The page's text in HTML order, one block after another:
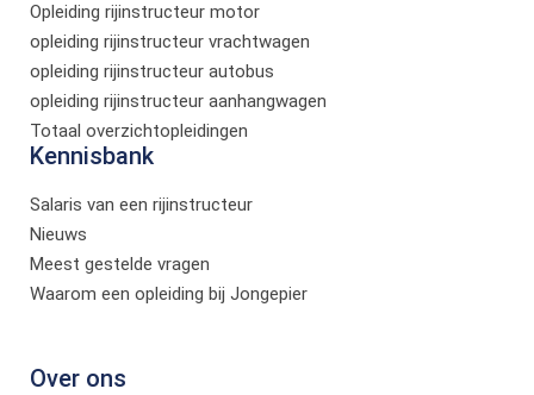
Opleiding rijinstructeur motor
opleiding rijinstructeur vrachtwagen
opleiding rijinstructeur autobus
opleiding rijinstructeur aanhangwagen
Totaal overzichtopleidingen
Kennisbank
Salaris van een rijinstructeur
Nieuws
Meest gestelde vragen
Waarom een opleiding bij Jongepier
Over ons